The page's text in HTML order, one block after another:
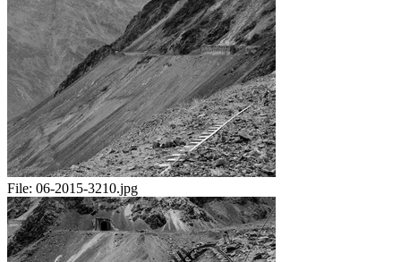
File: 06-2015-3210.jpg